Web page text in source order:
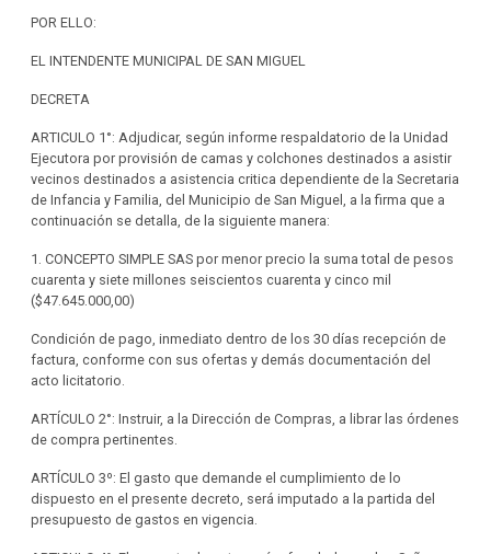
POR ELLO:
EL INTENDENTE MUNICIPAL DE SAN MIGUEL
DECRETA
ARTICULO 1°: Adjudicar, según informe respaldatorio de la Unidad
Ejecutora por provisión de camas y colchones destinados a asistir
vecinos destinados a asistencia critica dependiente de la Secretaria
de Infancia y Familia, del Municipio de San Miguel, a la firma que a
continuación se detalla, de la siguiente manera:
1. CONCEPTO SIMPLE SAS por menor precio la suma total de pesos
cuarenta y siete millones seiscientos cuarenta y cinco mil
($47.645.000,00)
Condición de pago, inmediato dentro de los 30 días recepción de
factura, conforme con sus ofertas y demás documentación del
acto licitatorio.
ARTÍCULO 2°: Instruir, a la Dirección de Compras, a librar las órdenes
de compra pertinentes.
ARTÍCULO 3º: El gasto que demande el cumplimiento de lo
dispuesto en el presente decreto, será imputado a la partida del
presupuesto de gastos en vigencia.